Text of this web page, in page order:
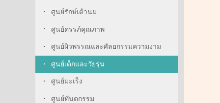
ศูนย์รักษ์เต้านม
ศูนย์ครรภ์คุณภาพ
ศูนย์ผิวพรรณและศัลยกรรมความงาม
ศูนย์เด็กและวัยรุ่น
ศูนย์มะเร็ง
ศูนย์ทันตกรรม